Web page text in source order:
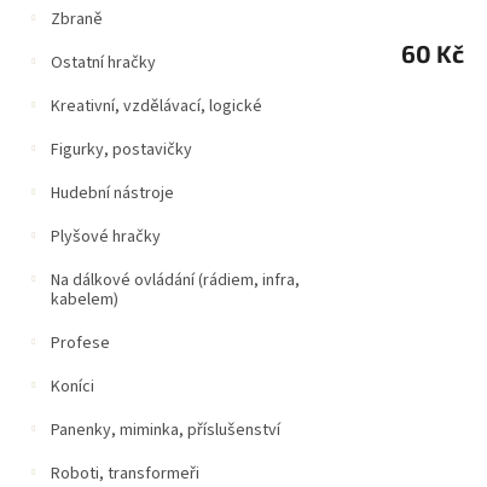
Zbraně
Ostatní hračky
Kreativní, vzdělávací, logické
Figurky, postavičky
Hudební nástroje
Plyšové hračky
Na dálkové ovládání (rádiem, infra,
kabelem)
Profese
Koníci
Panenky, miminka, příslušenství
Roboti, transformeři
60 Kč